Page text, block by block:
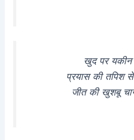
खुद पर यकीन
प्रयास की तपिश
जीत की खुशबू